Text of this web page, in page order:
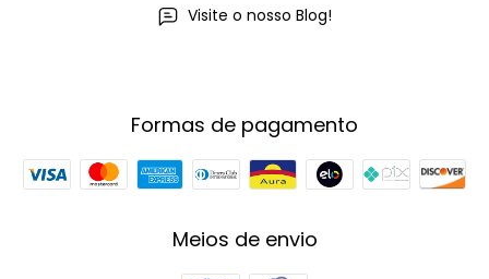
Visite o nosso Blog!
Formas de pagamento
Meios de envio